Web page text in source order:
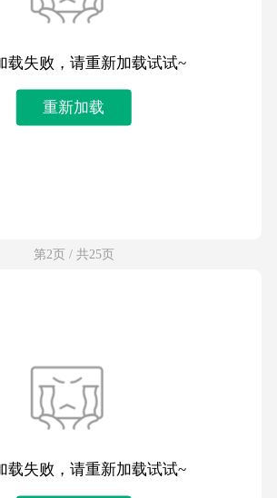
载失败，请重新加载试试~
重新加载
第2页 / 共25页
载失败，请重新加载试试~